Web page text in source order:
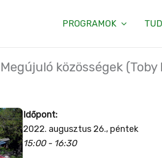
PROGRAMOK
közösségek
Időpont:
2022. augusztus 26., péntek
15:00 - 16:30